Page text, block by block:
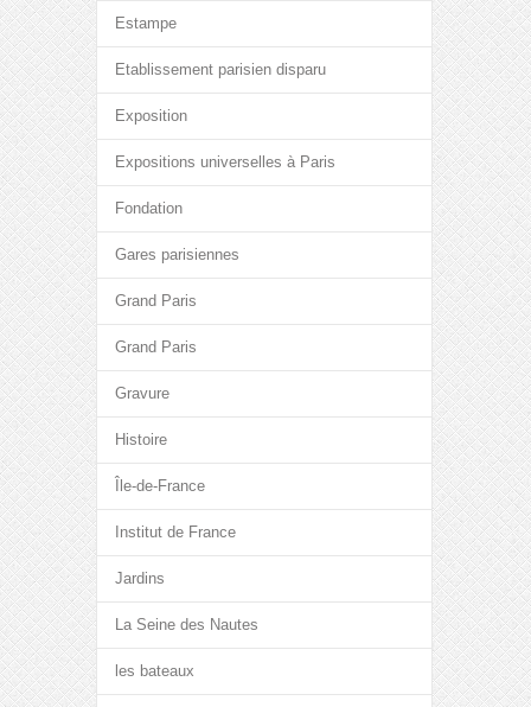
Estampe
Etablissement parisien disparu
Exposition
Expositions universelles à Paris
Fondation
Gares parisiennes
Grand Paris
Grand Paris
Gravure
Histoire
Île-de-France
Institut de France
Jardins
La Seine des Nautes
les bateaux